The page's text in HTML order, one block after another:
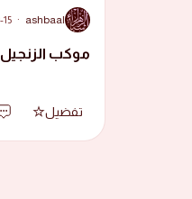
A
ashbaal
·
15
موكب الزنجيل 7 صفر 1443 هجرية
تفضيل